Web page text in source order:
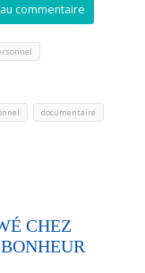
commentaire
documentaire
CHEZ